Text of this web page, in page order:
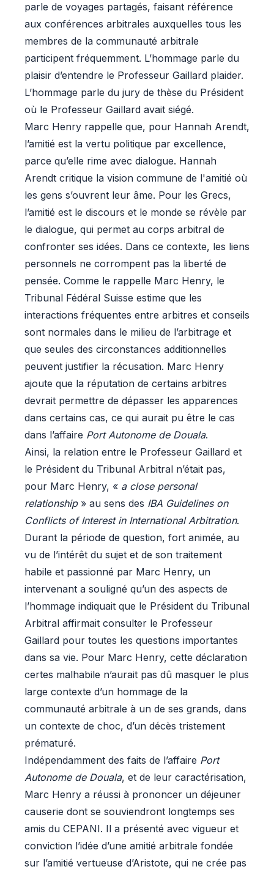
parle de voyages partagés, faisant référence
aux conférences arbitrales auxquelles tous les
membres de la communauté arbitrale
participent fréquemment. L’hommage parle du
plaisir d’entendre le Professeur Gaillard plaider.
L’hommage parle du jury de thèse du Président
où le Professeur Gaillard avait siégé.
Marc Henry rappelle que, pour Hannah Arendt,
l’amitié est la vertu politique par excellence,
parce qu’elle rime avec dialogue. Hannah
Arendt critique la vision commune de l'amitié où
les gens s’ouvrent leur âme. Pour les Grecs,
l’amitié est le discours et le monde se révèle par
le dialogue, qui permet au corps arbitral de
confronter ses idées. Dans ce contexte, les liens
personnels ne corrompent pas la liberté de
pensée. Comme le rappelle Marc Henry, le
Tribunal Fédéral Suisse estime que les
interactions fréquentes entre arbitres et conseils
sont normales dans le milieu de l’arbitrage et
que seules des circonstances additionnelles
peuvent justifier la récusation. Marc Henry
ajoute que la réputation de certains arbitres
devrait permettre de dépasser les apparences
dans certains cas, ce qui aurait pu être le cas
dans l’affaire Port Autonome de Douala.
Ainsi, la relation entre le Professeur Gaillard et
le Président du Tribunal Arbitral n’était pas,
pour Marc Henry, « a close personal
relationship» au sens des IBA Guidelines on
Conflicts of Interest in International Arbitration.
Durant la période de question, fort animée, au
vu de l’intérêt du sujet et de son traitement
habile et passionné par Marc Henry, un
intervenant a souligné qu’un des aspects de
l’hommage indiquait que le Président du Tribunal
Arbitral affirmait consulter le Professeur
Gaillard pour toutes les questions importantes
dans sa vie. Pour Marc Henry, cette déclaration
certes malhabile n’aurait pas dû masquer le plus
large contexte d’un hommage de la
communauté arbitrale à un de ses grands, dans
un contexte de choc, d’un décès tristement
prématuré.
Indépendamment des faits de l’affaire Port
Autonome de Douala, et de leur caractérisation,
Marc Henry a réussi à prononcer un déjeuner
causerie dont se souviendront longtemps ses
amis du CEPANI. Il a présenté avec vigueur et
conviction l’idée d’une amitié arbitrale fondée
sur l’amitié vertueuse d’Aristote, qui ne crée pas